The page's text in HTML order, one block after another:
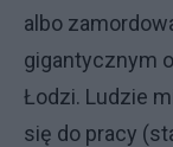
albo
gigantycznym
Łodzi. Ludzie
się do pracy